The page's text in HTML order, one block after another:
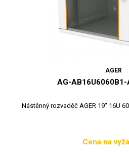
AGER
AG-AB16U6060B1-
Nástěnný rozvaděč AGER 19“ 16U
Cena
Cena na